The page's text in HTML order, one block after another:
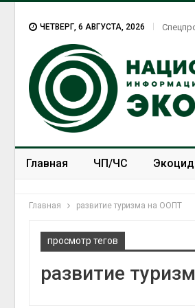
ЧЕТВЕРГ, 6 АВГУСТА, 2026
Главная ЧП/ЧС Экоцид
Главная развитие туризма на ООПТ
просмотр тегов
развитие